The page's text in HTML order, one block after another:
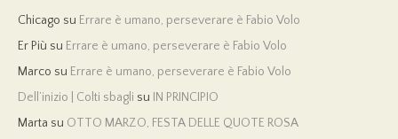
Chicago su Errare è umano, perseverare è Fabio Volo
Er Più su Errare è umano, perseverare è Fabio Volo
Marco su Errare è umano, perseverare è Fabio Volo
Dell’inizio | Colti sbagli su IN PRINCIPIO
Marta su OTTO MARZO, FESTA DELLE QUOTE ROSA